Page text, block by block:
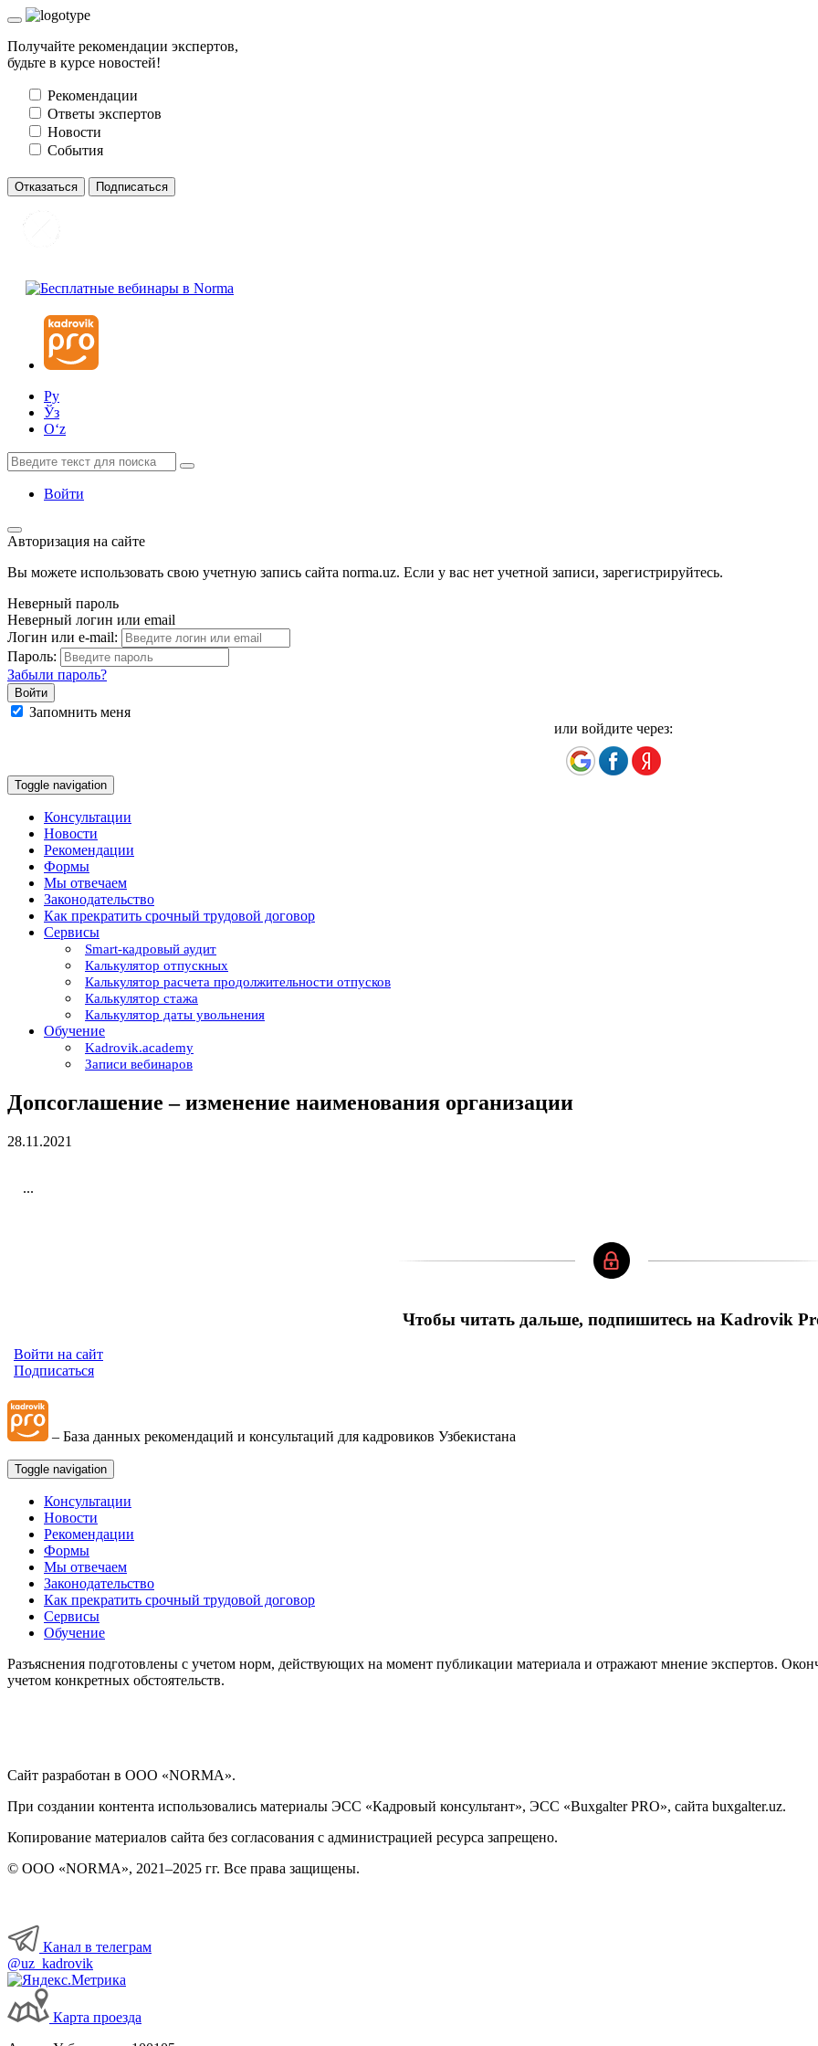
Получайте рекомендации экспертов,
будьте в курсе новостей!
Рекомендации
Ответы экспертов
Новости
События
Отказаться Подписаться
Ру
Ўз
Oʻz
Войти
Авторизация на сайте
Вы можете использовать свою учетную запись сайта norma.uz. Если у вас нет учетной записи, зарегистрируйтесь.
Неверный пароль
Неверный логин или email
Логин или e-mail:
Пароль:
Забыли пароль?
Запомнить меня
или войдите через:
Toggle navigation
Консультации
Новости
Рекомендации
Формы
Мы отвечаем
Законодательство
Как прекратить срочный трудовой договор
Сервисы
Smart-кадровый аудит
Калькулятор отпускных
Калькулятор расчета продолжительности отпусков
Калькулятор стажа
Калькулятор даты увольнения
Обучение
Kadrovik.academy
Записи вебинаров
Допсоглашение – изменение наименования организации
28.11.2021
...
Чтобы читать дальше, подпишитесь на Kadrovik
Войти на сайт
Подписаться
– База данных рекомендаций и консультаций для кадровиков Узбекистана
Toggle navigation
Консультации
Новости
Рекомендации
Формы
Мы отвечаем
Законодательство
Как прекратить срочный трудовой договор
Сервисы
Обучение
Разъяснения подготовлены с учетом норм, действующих на момент публикации материала и отражают мнение экспертов.
учетом конкретных обстоятельств.
Сайт разработан в ООО «NORMA».
При создании контента использовались материалы ЭСС «Кадровый консультант», ЭСС «Buxgalter PRO», сайта buxgalter.uz.
Копирование материалов сайта без согласования с администрацией ресурса запрещено.
© ООО «NORMA», 2021–2025 гг. Все права защищены.
Канал в телеграм
@uz_kadrovik
Карта проезда